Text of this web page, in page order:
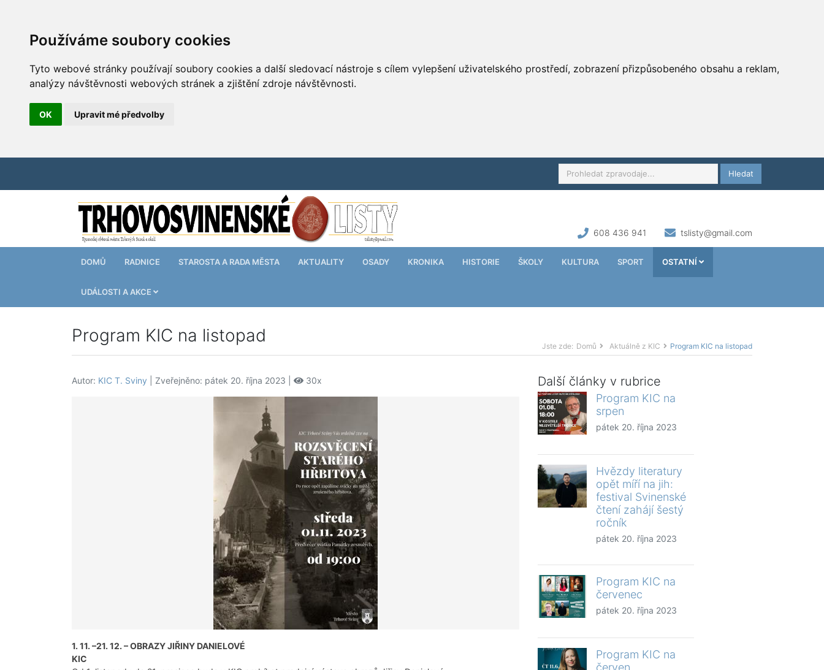
Používáme soubory cookies
Tyto webové stránky používají soubory cookies a další sledovací nástroje s cílem vylepšení uživatelského prostředí, zobrazení přizpůsobeného obsahu a reklam,
analýzy návštěvnosti webových stránek a zjištění zdroje návštěvnosti.
OK Upravit mé předvolby
Hledat
608 436 941 tslisty@gmail.com
DOMŮ RADNICE STAROSTA A RADA MĚSTA AKTUALITY OSADY KRONIKA HISTORIE ŠKOLY KULTURA SPORT OSTATNÍ
UDÁLOSTI A AKCE
Program KIC na listopad
Jste zde: Domů Aktuálně z KIC Program KIC na listopad
Autor: KIC T. Sviny | Zveřejněno: pátek 20. října 2023 | 30x
1. 11. –21. 12. – OBRAZY JIŘINY DANIELOVÉ
KIC
Další články v rubrice
Program KIC na
srpen
pátek 20. října 2023
Hvězdy literatury
opět míří na jih:
festival Svinenské
čtení zahájí šestý
ročník
pátek 20. října 2023
Program KIC na
červenec
pátek 20. října 2023
Program KIC na
červen